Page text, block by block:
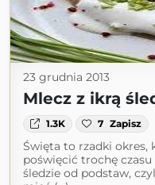
23 grudnia 2013
Mlecz z ikrą
1.3K 7 Zapisz
Święta to rzadki okres,
poświęcić trochę
śledzie od podstaw,